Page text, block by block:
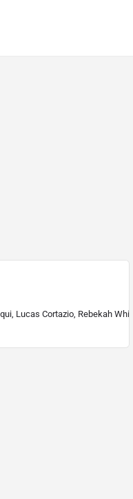
Lucas Cortazio, Rebekah White